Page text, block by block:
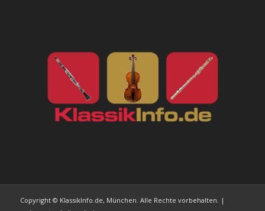
Copyright © KlassikInfo.de, München. Alle Rechte vorbehalten. |